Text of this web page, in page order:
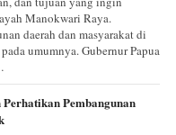
Manokwari Raya.
daerah dan masyarakat di
umumnya. Gubernur Papua
Pembangunan